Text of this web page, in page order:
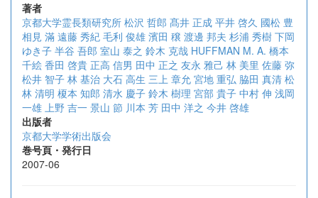
著者
京都大学霊長類研究所 松沢 哲郎 髙井 正成 平井 啓久 國松 豊
相見 滿 遠藤 秀紀 毛利 俊雄 濱田 穣 渡邊 邦夫 杉浦 秀樹 下岡
ゆき子 半谷 吾郎 室山 泰之 鈴木 克哉 HUFFMAN M. A. 橋本
千絵 香田 啓貴 正高 信男 田中 正之 友永 雅己 林 美里 佐藤 弥
松井 智子 林 基治 大石 高生 三上 章允 宮地 重弘 脇田 真清 松
林 清明 榎本 知郎 清水 慶子 鈴木 樹理 宮部 貴子 中村 伸 浅岡
一雄 上野 吉一 景山 節 川本 芳 田中 洋之 今井 啓雄
出版者
京都大学学術出版会
巻号頁・発行日
2007-06